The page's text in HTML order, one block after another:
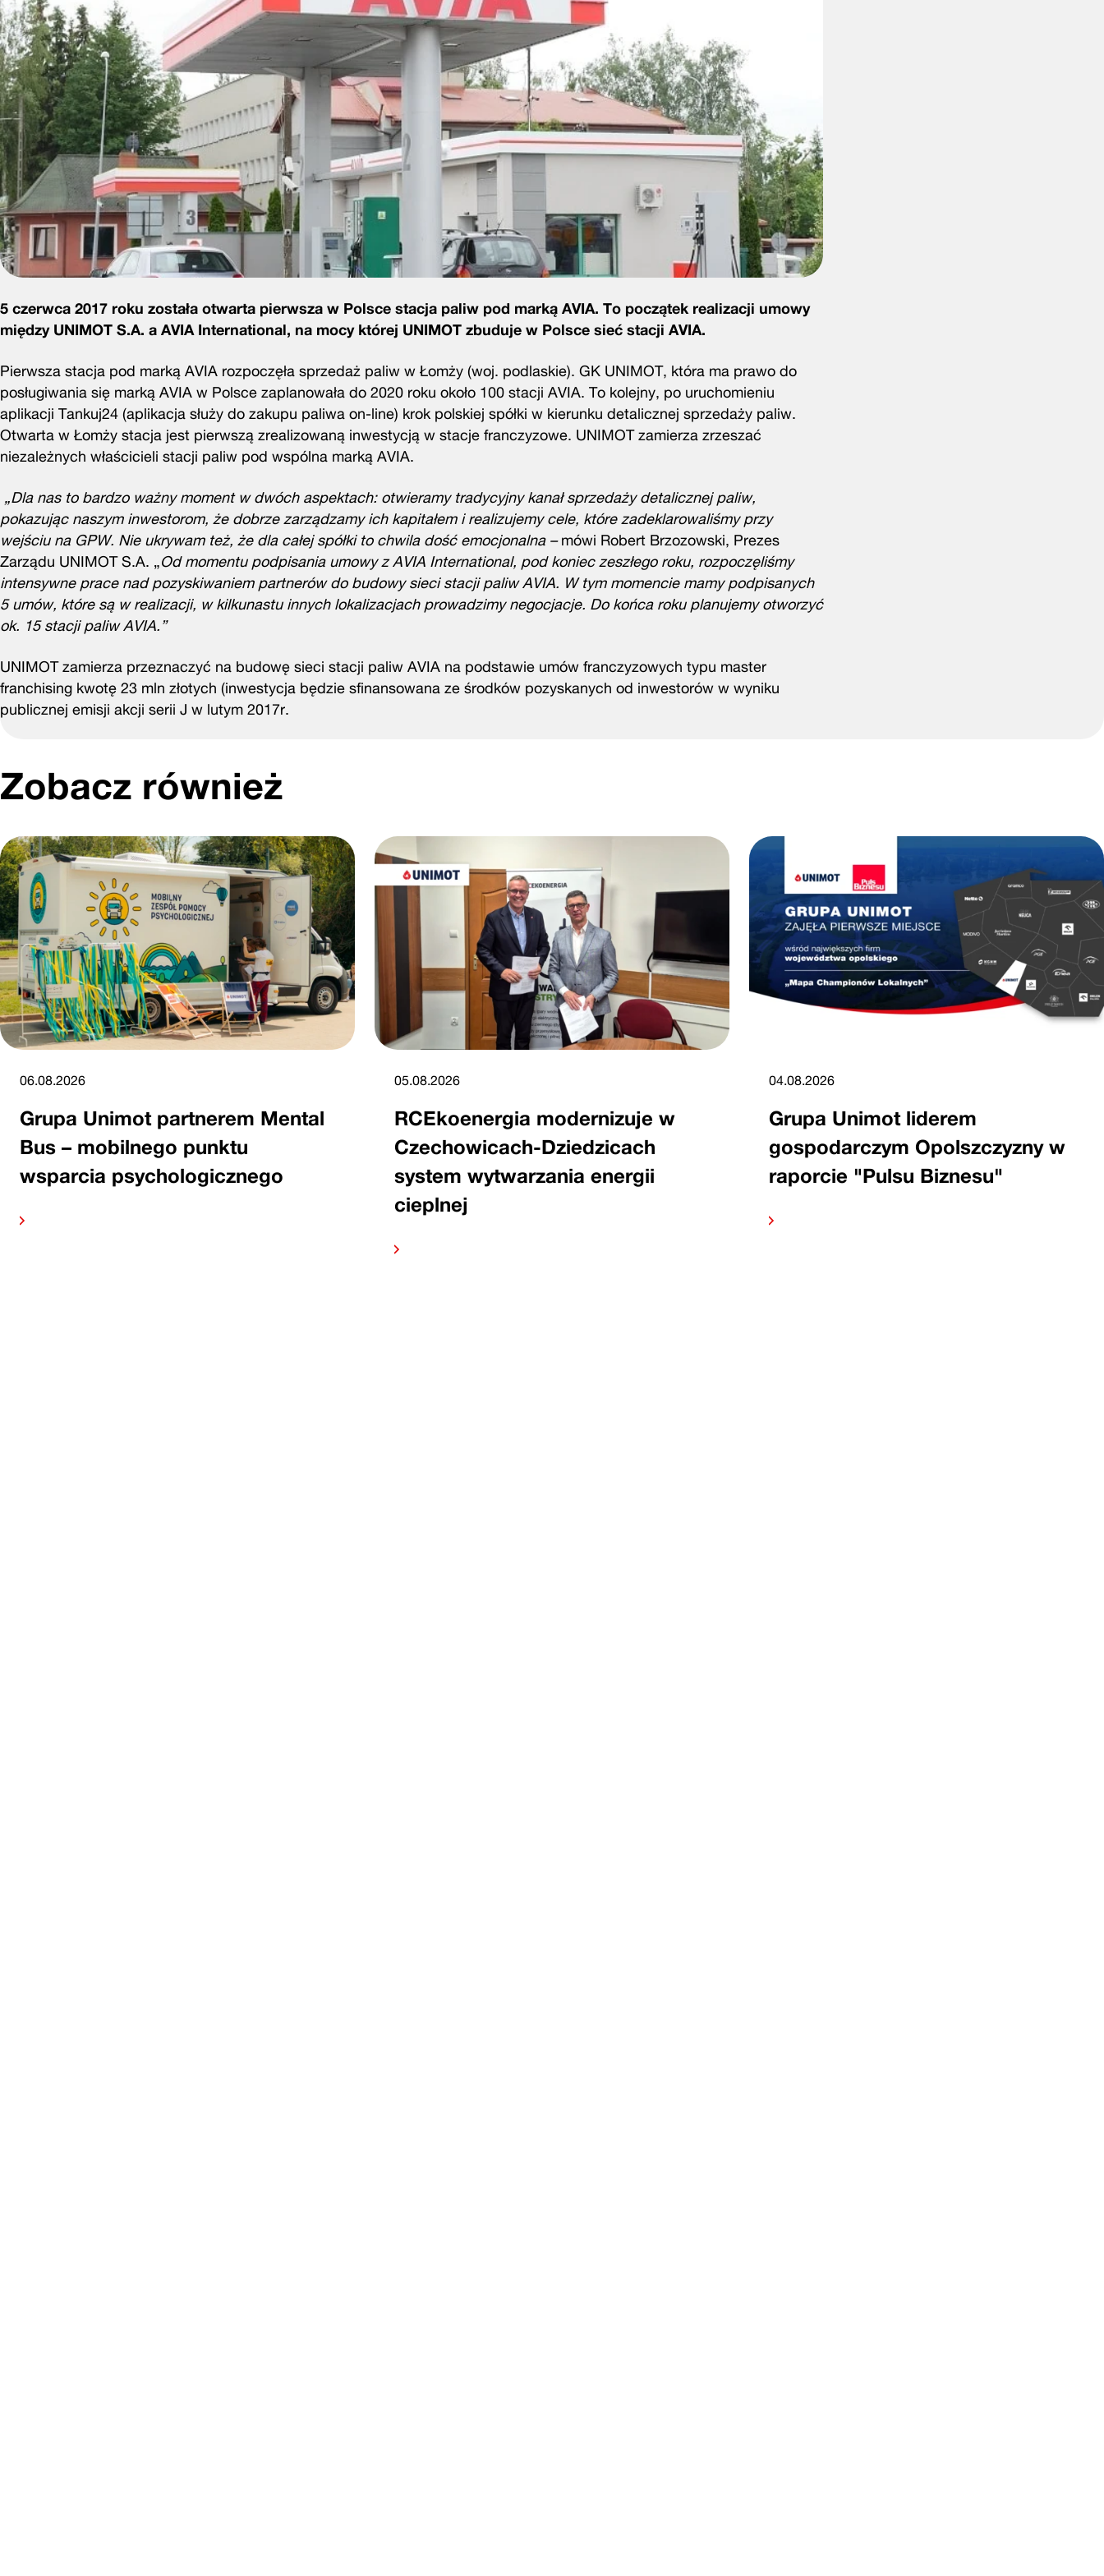
5 czerwca 2017 roku została otwarta pierwsza w Polsce stacja paliw pod marką AVIA. To początek realizacji umowy
między UNIMOT S.A. a AVIA International, na mocy której UNIMOT zbuduje w Polsce sieć stacji AVIA.
Pierwsza stacja pod marką AVIA rozpoczęła sprzedaż paliw w Łomży (woj. podlaskie). GK UNIMOT, która ma prawo do
posługiwania się marką AVIA w Polsce zaplanowała do 2020 roku około 100 stacji AVIA. To kolejny, po uruchomieniu
aplikacji Tankuj24 (aplikacja służy do zakupu paliwa on-line) krok polskiej spółki w kierunku detalicznej sprzedaży paliw.
Otwarta w Łomży stacja jest pierwszą zrealizowaną inwestycją w stacje franczyzowe. UNIMOT zamierza zrzeszać
niezależnych właścicieli stacji paliw pod wspólna marką AVIA.
„Dla nas to bardzo ważny moment w dwóch aspektach: otwieramy tradycyjny kanał sprzedaży detalicznej paliw,
pokazując naszym inwestorom, że dobrze zarządzamy ich kapitałem i realizujemy cele, które zadeklarowaliśmy przy
wejściu na GPW. Nie ukrywam też, że dla całej spółki to chwila dość emocjonalna –mówi Robert Brzozowski, Prezes
Zarządu UNIMOT S.A. „Od momentu podpisania umowy z AVIA International, pod koniec zeszłego roku, rozpoczęliśmy
intensywne prace nad pozyskiwaniem partnerów do budowy sieci stacji paliw AVIA. W tym momencie mamy podpisanych
5 umów, które są w realizacji, w kilkunastu innych lokalizacjach prowadzimy negocjacje. Do końca roku planujemy otworzyć
ok. 15 stacji paliw AVIA.”
UNIMOT zamierza przeznaczyć na budowę sieci stacji paliw AVIA na podstawie umów franczyzowych typu master
franchising kwotę 23 mln złotych (inwestycja będzie sfinansowana ze środków pozyskanych od inwestorów w wyniku
publicznej emisji akcji serii J w lutym 2017r.
Zobacz również
06.08.2026
Grupa Unimot partnerem Mental
Bus – mobilnego punktu
wsparcia psychologicznego
05.08.2026
RCEkoenergia modernizuje w
Czechowicach-Dziedzicach
system wytwarzania energii
cieplnej
04.08.2026
Grupa Unimot liderem
gospodarczym Opolszczyzny w
raporcie "Pulsu Biznesu"